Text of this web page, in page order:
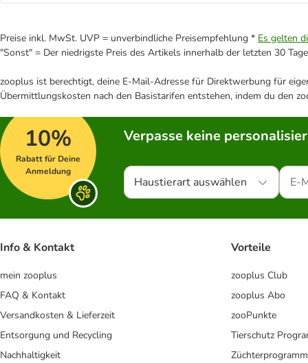
Preise inkl. MwSt. UVP = unverbindliche Preisempfehlung * Es gelten
"Sonst" = Der niedrigste Preis des Artikels innerhalb der letzten 30
zooplus ist berechtigt, deine E-Mail-Adresse für Direktwerbung für
Übermittlungskosten nach den Basistarifen entstehen, indem du den
10%
Rabatt für Deine
Anmeldung
Verpasse keine
Haustierart auswählen
Info & Kontakt
mein zooplus
FAQ & Kontakt
Versandkosten & Lieferzeit
Entsorgung und Recycling
Nachhaltigkeit
Vorteile
zooplus Club
zooplus Abo
zooPunkte
Tierschutz
Züchterprogramm